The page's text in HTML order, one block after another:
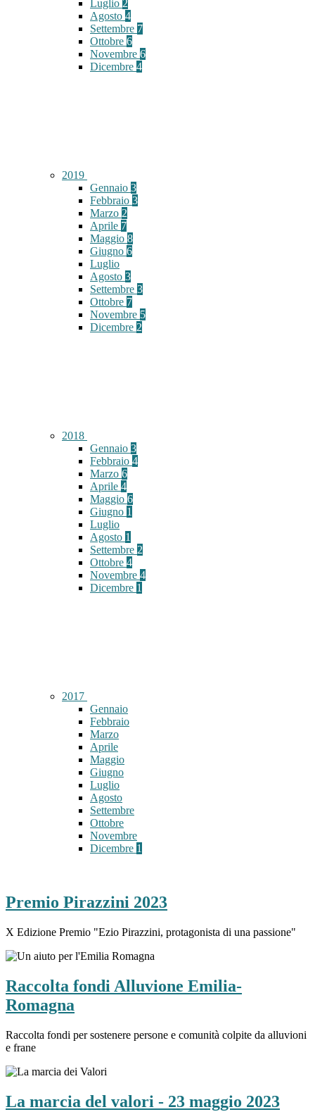
Luglio 2
Agosto 4
Settembre 7
Ottobre 6
Novembre 6
Dicembre 4
2019
Gennaio 3
Febbraio 3
Marzo 2
Aprile 7
Maggio 8
Giugno 6
Luglio
Agosto 3
Settembre 3
Ottobre 7
Novembre 5
Dicembre 2
2018
Gennaio 3
Febbraio 4
Marzo 6
Aprile 4
Maggio 6
Giugno 1
Luglio
Agosto 1
Settembre 2
Ottobre 4
Novembre 4
Dicembre 1
2017
Gennaio
Febbraio
Marzo
Aprile
Maggio
Giugno
Luglio
Agosto
Settembre
Ottobre
Novembre
Dicembre 1
Premio Pirazzini 2023
X Edizione Premio "Ezio Pirazzini, protagonista di una passione"
Raccolta fondi Alluvione Emilia-
Romagna
Raccolta fondi per sostenere persone e comunità colpite da alluvioni
e frane
La marcia del valori - 23 maggio 2023